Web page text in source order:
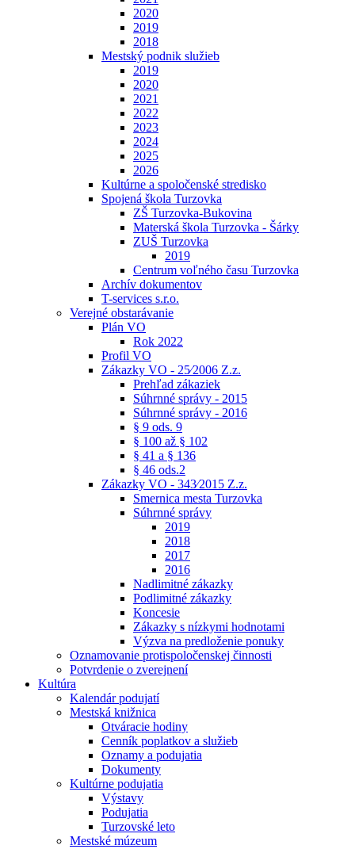
2020
2019
2018
Mestský podnik služieb
2019
2020
2021
2022
2023
2024
2025
2026
Kultúrne a spoločenské stredisko
Spojená škola Turzovka
ZŠ Turzovka-Bukovina
Materská škola Turzovka - Šárky
ZUŠ Turzovka
2019
Centrum voľného času Turzovka
Archív dokumentov
T-services s.r.o.
Verejné obstarávanie
Plán VO
Rok 2022
Profil VO
Zákazky VO - 25⁄2006 Z.z.
Prehľad zákaziek
Súhrnné správy - 2015
Súhrnné správy - 2016
§ 9 ods. 9
§ 100 až § 102
§ 41 a § 136
§ 46 ods.2
Zákazky VO - 343⁄2015 Z.z.
Smernica mesta Turzovka
Súhrnné správy
2019
2018
2017
2016
Nadlimitné zákazky
Podlimitné zákazky
Koncesie
Zákazky s nízkymi hodnotami
Výzva na predloženie ponuky
Oznamovanie protispoločenskej činnosti
Potvrdenie o zverejnení
Kultúra
Kalendár podujatí
Mestská knižnica
Otváracie hodiny
Cenník poplatkov a služieb
Oznamy a podujatia
Dokumenty
Kultúrne podujatia
Výstavy
Podujatia
Turzovské leto
Mestské múzeum